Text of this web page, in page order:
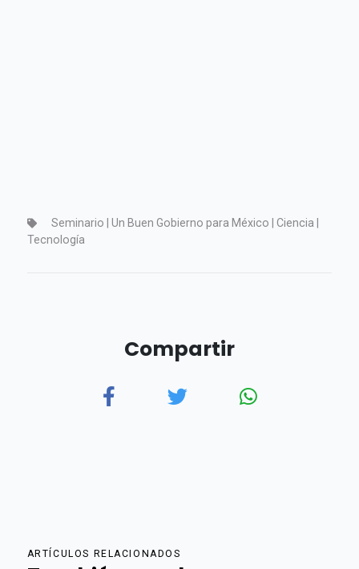
Seminario | Un Buen Gobierno para México | Ciencia |
Tecnología
Compartir
ARTÍCULOS RELACIONADOS